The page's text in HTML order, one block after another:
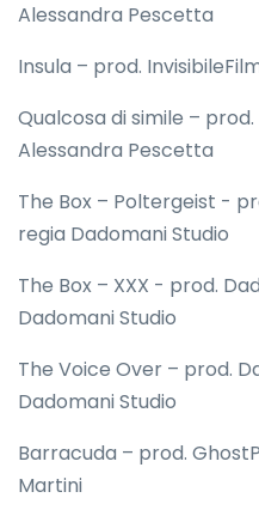
Alessandra Pescetta
Insula – prod.
Qualcosa di simile –
Alessandra Pescetta
The Box – Poltergeist -
regia Dadomani Studio
The Box – XXX - prod.
Dadomani Studio
The Voice Over – prod.
Dadomani Studio
Barracuda – prod.
Martini